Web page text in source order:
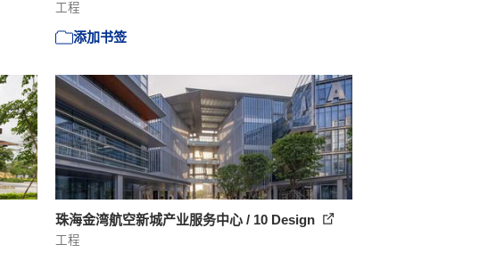
工程
添加书签
珠海金湾航空新城产业服务中心 / 10 Design
工程